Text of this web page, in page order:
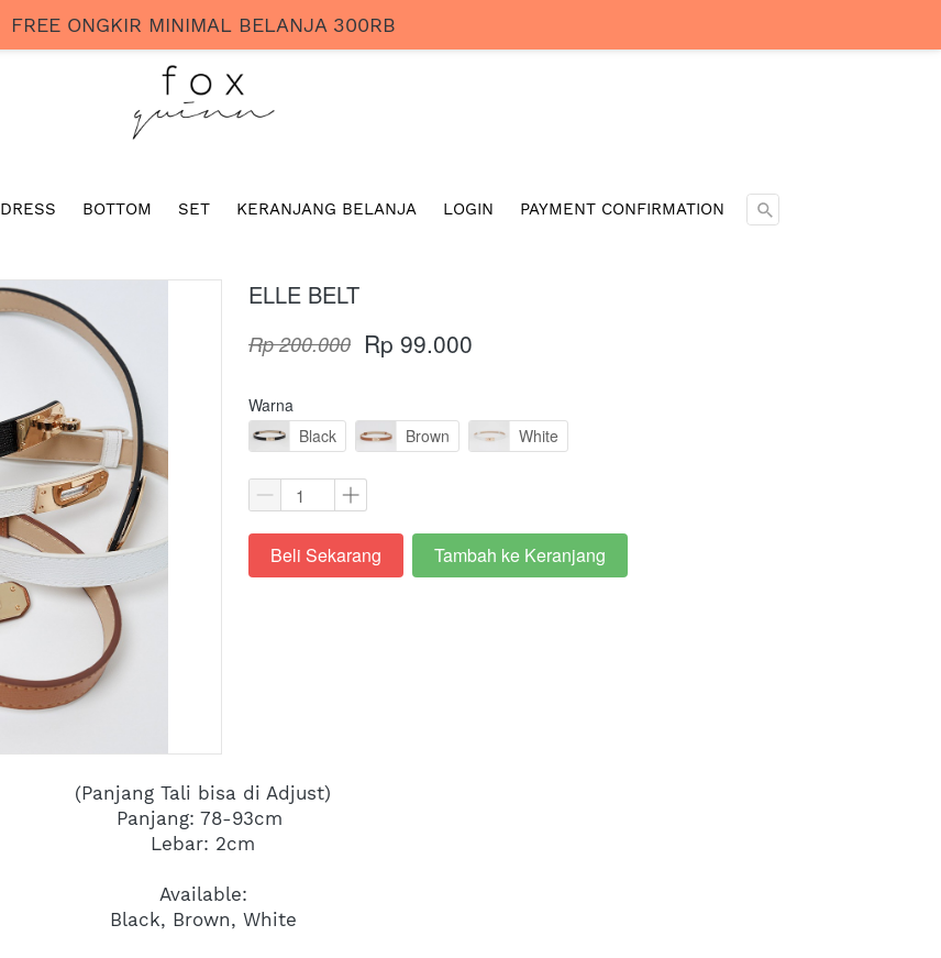
DRESS BOTTOM SET KERANJANG BELANJA LOGIN PAYMENT CONFIRMATION
ELLE BELT
Rp 200.000 Rp 99.000
Warna
Black
Brown White
`Beli Sekarang `
Tambah ke Keranjang
(Panjang Tali bisa di Adjust)
Panjang: 78-93cm
Lebar: 2cm
Available:
Black, Brown, White
FREE ONGKIR MINIMAL BELANJA 300RB